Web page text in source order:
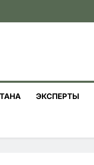
ЭКСПЕРТЫ